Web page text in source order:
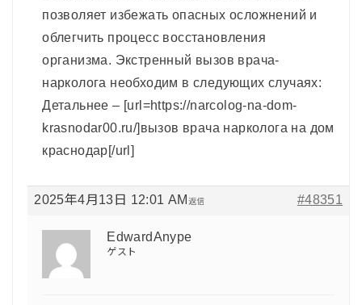
позволяет избежать опасных осложнений и
облегчить процесс восстановления
организма. Экстренный вызов врача-
нарколога необходим в следующих случаях:
Детальнее – [url=https://narcolog-na-dom-
krasnodar00.ru/]вызов врача нарколога на дом
краснодар[/url]
2025年4月13日 12:01 AM #48351
返信
EdwardAnype
ゲスト